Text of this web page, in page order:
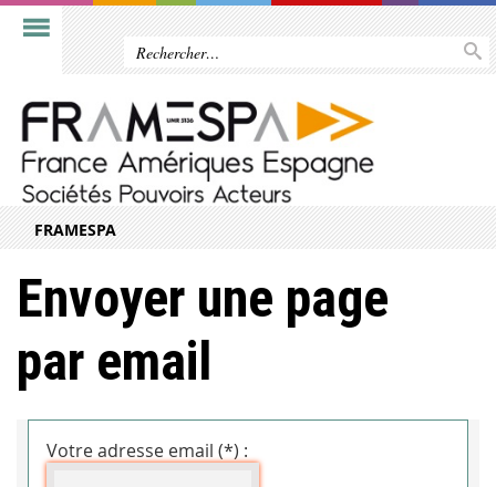
FRAMESPA
Envoyer une page
par email
Votre adresse email (*) :